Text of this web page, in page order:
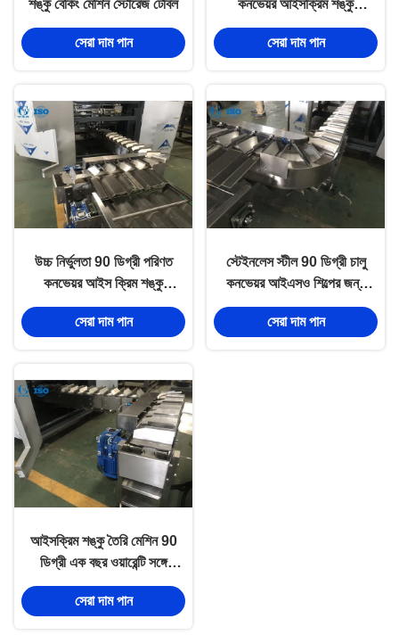
শঙ্কু বেকিং মেশিন স্টোরেজ টেবিল
সেরা দাম পান
কনভেয়র আইসক্রিম শঙ্কু
উত্পাদনের লাইন
সেরা দাম পান
উচ্চ নির্ভুলতা 90 ডিগ্রী পরিণত
কনভেয়র আইস ক্রিম শঙ্কু
উত্পাদনের লাইন
সেরা দাম পান
স্টেইনলেস স্টীল 90 ডিগ্রী চালু
কনভেয়র আইএসও শিল্পের জন্য
অনুমোদিত
সেরা দাম পান
আইসক্রিম শঙ্কু তৈরি মেশিন 90
ডিগ্রী এক বছর ওয়ারেন্টি সঙ্গে
কনভেয়র চালু
সেরা দাম পান